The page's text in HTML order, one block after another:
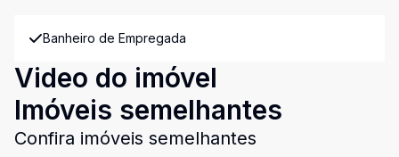
Banheiro de Empregada
Video do imóvel
Imóveis semelhantes
Confira imóveis semelhantes